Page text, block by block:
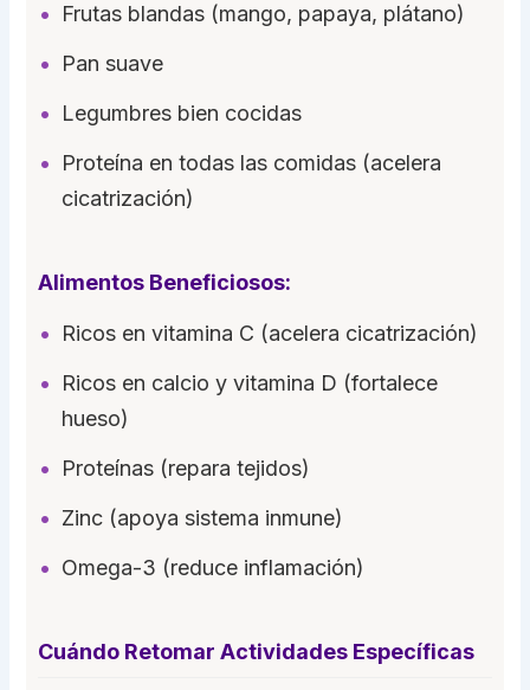
Frutas blandas (mango, papaya, plátano)
Pan suave
Legumbres bien cocidas
Proteína en todas las comidas (acelera
cicatrización)
Alimentos Beneficiosos:
Ricos en vitamina C (acelera cicatrización)
Ricos en calcio y vitamina D (fortalece
hueso)
Proteínas (repara tejidos)
Zinc (apoya sistema inmune)
Omega-3 (reduce inflamación)
Cuándo Retomar Actividades Específicas